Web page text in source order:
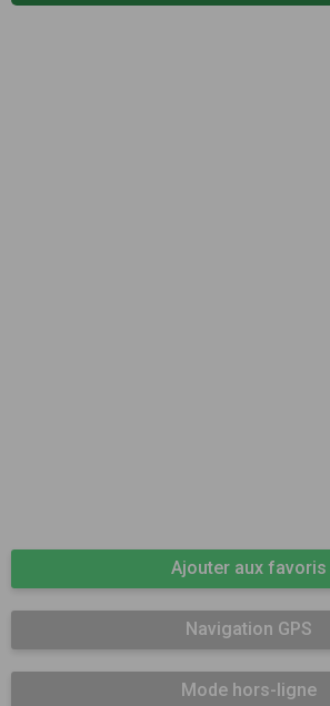
Ajouter aux favoris
Navigation GPS
Mode hors-ligne